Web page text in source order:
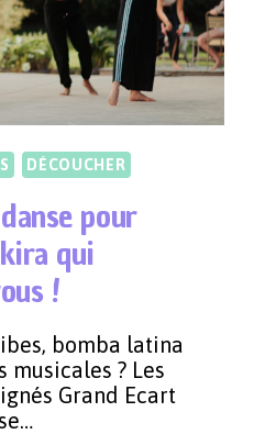
DÉCOUCHER
pour
qui
!
bomba latina
musicales ? Les
Grand Ecart